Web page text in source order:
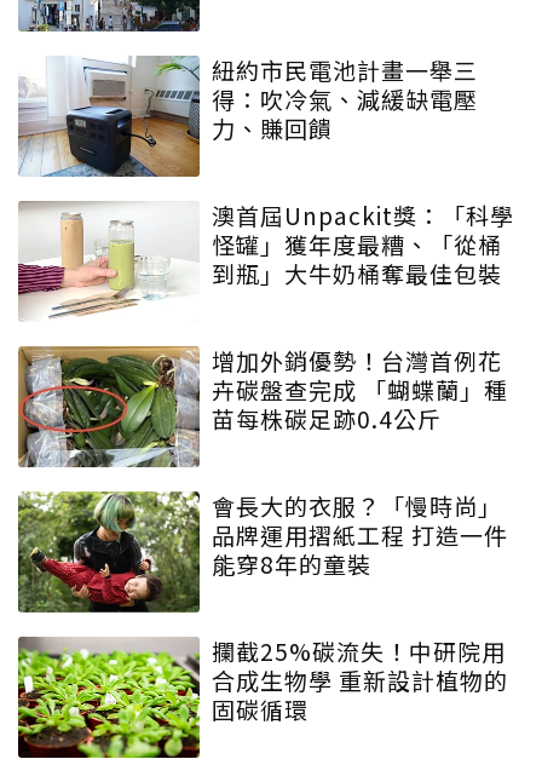
紐約市民電池計畫一舉三
得：吹冷氣、減緩缺電壓
力、賺回饋
澳首屆Unpackit獎：「科學
怪罐」獲年度最糟、「從桶
到瓶」大牛奶桶奪最佳包裝
增加外銷優勢！台灣首例花
卉碳盤查完成 「蝴蝶蘭」種
苗每株碳足跡0.4公斤
會長大的衣服？「慢時尚」
品牌運用摺紙工程 打造一件
能穿8年的童裝
攔截25%碳流失！中研院用
合成生物學 重新設計植物的
固碳循環